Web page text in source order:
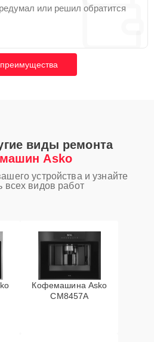
или решил обратится
виды ремонта
Asko
устройства и узнайте
всех видов работ
Кофемашина Asko
CM8457A